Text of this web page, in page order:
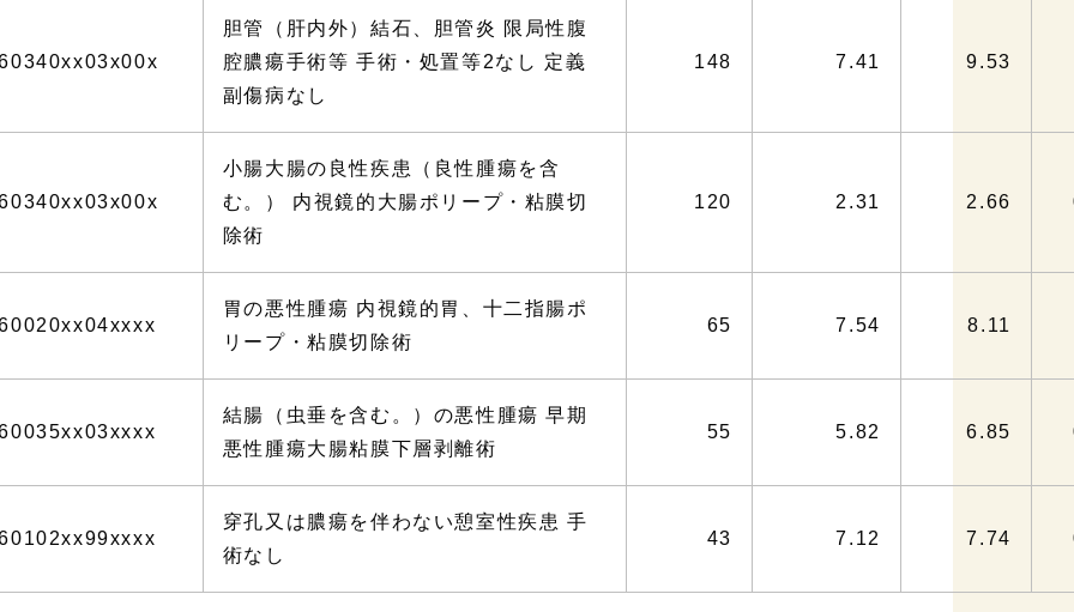
胆管（肝内外）結石、胆管炎 限局性腹
腔膿瘍手術等 手術・処置等2なし 定義
副傷病なし
148 7.41 9.53
小腸大腸の良性疾患（良性腫瘍を含
む。） 内視鏡的大腸ポリープ・粘膜切
除術
120 2.31 2.66
胃の悪性腫瘍 内視鏡的胃、十二指腸ポ
リープ・粘膜切除術
65 7.54 8.11
結腸（虫垂を含む。）の悪性腫瘍 早期
悪性腫瘍大腸粘膜下層剥離術
55 5.82 6.85
穿孔又は膿瘍を伴わない憩室性疾患 手
術なし
43 7.12 7.74